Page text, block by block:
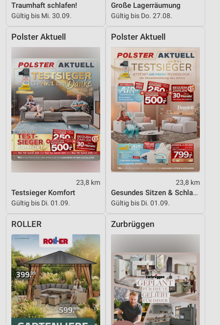
Traumhaft schlafen!
Gültig bis Mi. 30.09.
Große Lagerräumung
Gültig bis Do. 27.08.
Polster Aktuell
23,8 km
Testsieger Komfort
Gültig bis Di. 01.09.
Polster Aktuell
23,8 km
Gesundes Sitzen & Schlafen
Gültig bis Di. 01.09.
ROLLER Zurbrüggen